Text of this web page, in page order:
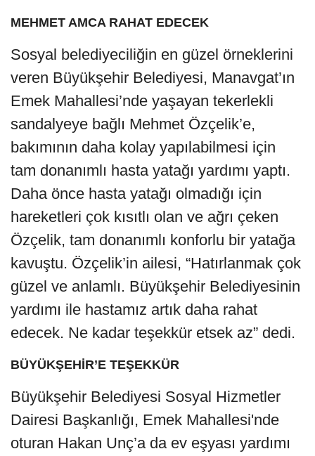
MEHMET AMCA RAHAT EDECEK
Sosyal belediyeciliğin en güzel örneklerini
veren Büyükşehir Belediyesi, Manavgat’ın
Emek Mahallesi’nde yaşayan tekerlekli
sandalyeye bağlı Mehmet Özçelik’e,
bakımının daha kolay yapılabilmesi için
tam donanımlı hasta yatağı yardımı yaptı.
Daha önce hasta yatağı olmadığı için
hareketleri çok kısıtlı olan ve ağrı çeken
Özçelik, tam donanımlı konforlu bir yatağa
kavuştu. Özçelik’in ailesi, “Hatırlanmak çok
güzel ve anlamlı. Büyükşehir Belediyesinin
yardımı ile hastamız artık daha rahat
edecek. Ne kadar teşekkür etsek az” dedi.
BÜYÜKŞEHİR’E TEŞEKKÜR
Büyükşehir Belediyesi Sosyal Hizmetler
Dairesi Başkanlığı, Emek Mahallesi'nde
oturan Hakan Unç’a da ev eşyası yardımı